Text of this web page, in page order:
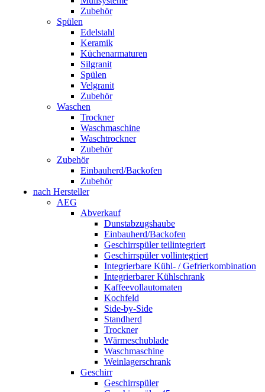
Zubehör
Spülen
Edelstahl
Keramik
Küchenarmaturen
Silgranit
Spülen
Velgranit
Zubehör
Waschen
Trockner
Waschmaschine
Waschtrockner
Zubehör
Zubehör
Einbauherd/Backofen
Zubehör
nach Hersteller
AEG
Abverkauf
Dunstabzugshaube
Einbauherd/Backofen
Geschirrspüler teilintegriert
Geschirrspüler vollintegriert
Integrierbare Kühl- / Gefrierkombination
Integrierbarer Kühlschrank
Kaffeevollautomaten
Kochfeld
Side-by-Side
Standherd
Trockner
Wärmeschublade
Waschmaschine
Weinlagerschrank
Geschirr
Geschirrspüler